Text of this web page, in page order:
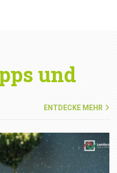
und
ENTDECKE MEHR